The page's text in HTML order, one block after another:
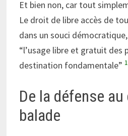
Et bien non, car tout
Le droit de libre accès de
dans un souci
“l’usage libre et gratuit des
destination fondamentale”1
De la défense
balade